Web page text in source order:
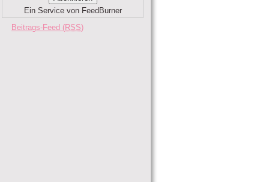
Ein Service von FeedBurner
Beitrags-Feed (RSS)